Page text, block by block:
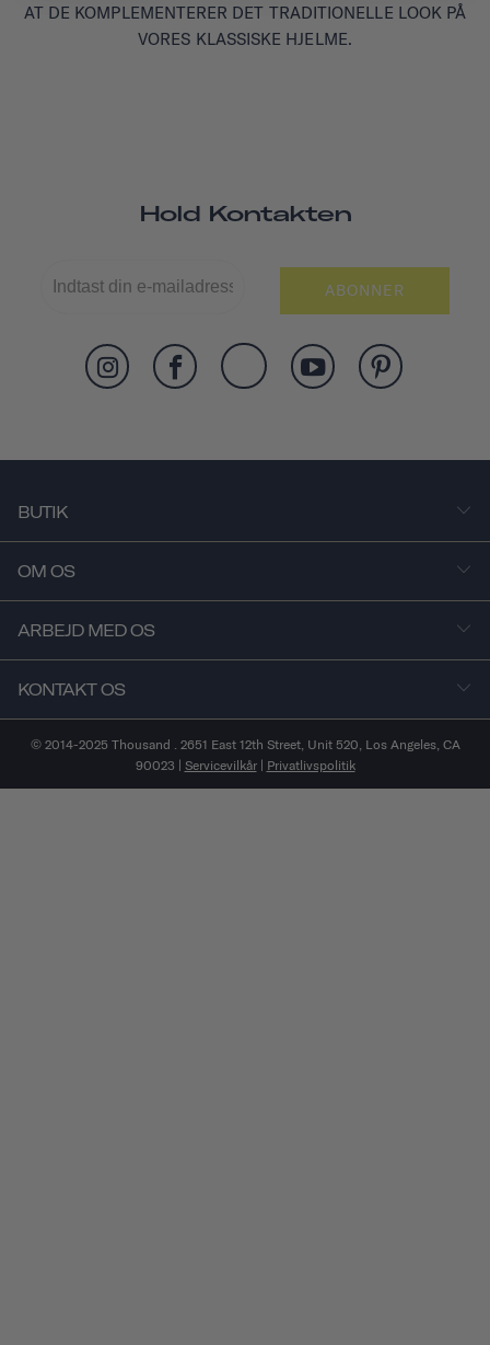
AT DE KOMPLEMENTERER DET TRADITIONELLE LOOK PÅ
VORES KLASSISKE HJELME.
Hold Kontakten
ABONNER
BUTIK
OM OS
ARBEJD MED OS
KONTAKT OS
© 2014-2025 Thousand . 2651 East 12th Street, Unit 520, Los Angeles, CA
90023 | Servicevilkår| Privatlivspolitik